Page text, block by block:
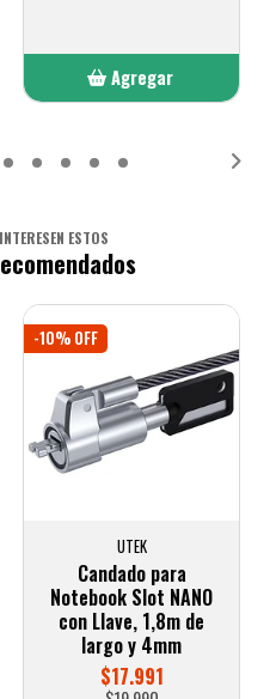
Agregar
ESTOS
-10% OFF
UTEK
Candado para
Notebook Slot NANO
con Llave, 1,8m de
largo y 4mm
$17.991